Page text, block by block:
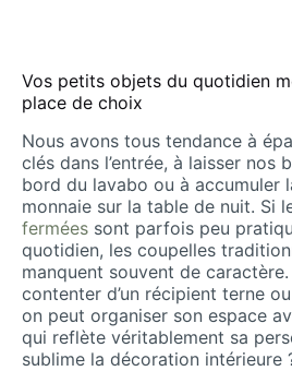
Vos petits objets du quotidien
place de choix
Nous avons tous tendance à
clés dans l’entrée, à laisser nos
bord du lavabo ou à accumuler
monnaie sur la table de nuit. Si
fermées sont parfois peu
quotidien, les coupelles
manquent souvent de
contenter d’un récipient terne
on peut organiser son espace
qui reflète véritablement sa
sublime la décoration intérieure